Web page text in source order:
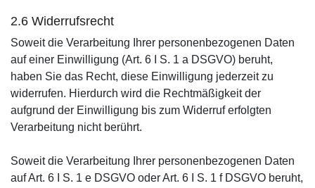
2.6 Widerrufsrecht
Soweit die Verarbeitung Ihrer personenbezogenen Daten
auf einer Einwilligung (Art. 6 I S. 1 a DSGVO) beruht,
haben Sie das Recht, diese Einwilligung jederzeit zu
widerrufen. Hierdurch wird die Rechtmäßigkeit der
aufgrund der Einwilligung bis zum Widerruf erfolgten
Verarbeitung nicht berührt.
Soweit die Verarbeitung Ihrer personenbezogenen Daten
auf Art. 6 I S. 1 e DSGVO oder Art. 6 I S. 1 f DSGVO beruht,